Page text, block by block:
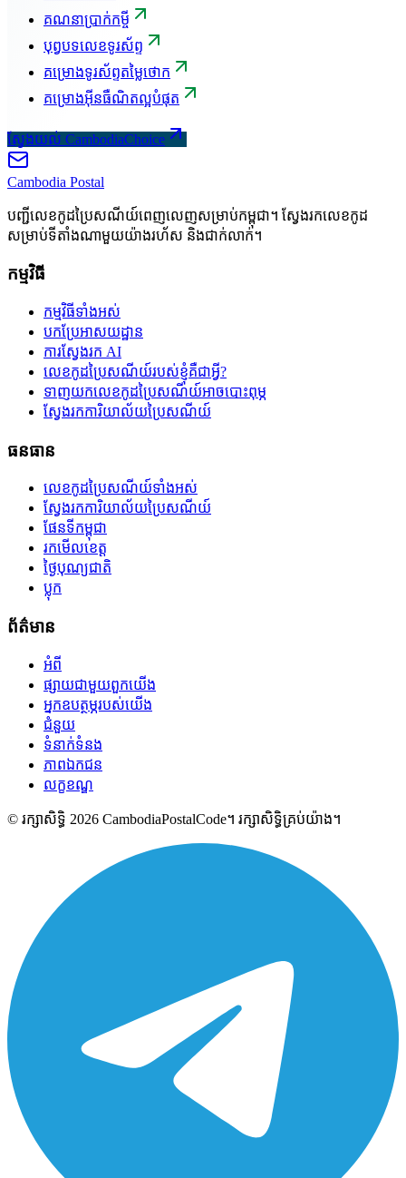
គណនាប្រាក់កម្ចី
បុព្វបទលេខទូរស័ព្ទ
គម្រោងទូរស័ព្ទតម្លៃថោក
គម្រោងអ៊ីនធឺណិតល្អបំផុត
ស្វែងយល់ CambodiaChoice
Cambodia Postal
បញ្ជីលេខកូដប្រៃសណីយ៍ពេញលេញសម្រាប់កម្ពុជា។ ស្វែងរកលេខកូដ
សម្រាប់ទីតាំងណាមួយយ៉ាងរហ័ស និងជាក់លាក់។
កម្មវិធី
កម្មវិធីទាំងអស់
បកប្រែអាសយដ្ឋាន
ការស្វែងរក AI
លេខកូដប្រៃសណីយ៍របស់ខ្ញុំគឺជាអ្វី?
ទាញយកលេខកូដប្រៃសណីយ៍អាចបោះពុម្ភ
ស្វែងរកការិយាល័យប្រៃសណីយ៍
ធនធាន
លេខកូដប្រៃសណីយ៍ទាំងអស់
ស្វែងរកការិយាល័យប្រៃសណីយ៍
ផែនទីកម្ពុជា
រកមើលខេត្ត
ថ្ងៃបុណ្យជាតិ
ប្លុក
ព័ត៌មាន
អំពី
ផ្សាយជាមួយពួកយើង
អ្នកឧបត្ថម្ភរបស់យើង
ជំនួយ
ទំនាក់ទំនង
ភាពឯកជន
លក្ខខណ្ឌ
© រក្សាសិទ្ធិ 2026 CambodiaPostalCode។ រក្សាសិទ្ធិគ្រប់យ៉ាង។